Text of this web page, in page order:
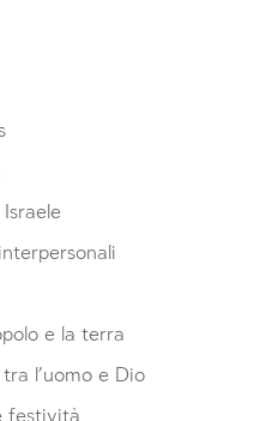
e la terra
tra l'uomo e Dio